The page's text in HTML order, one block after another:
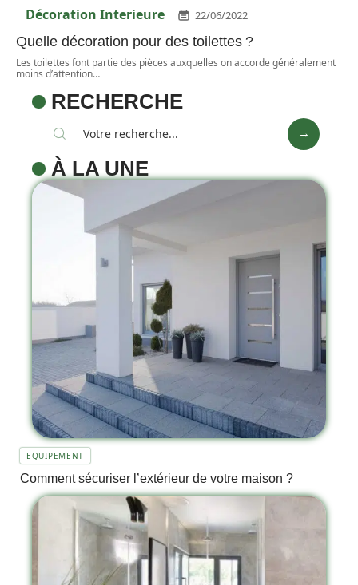
Décoration Interieure 22/06/2022
Quelle décoration pour des toilettes ?
Les toilettes font partie des pièces auxquelles on accorde généralement
moins d’attention…
RECHERCHE
À LA UNE
EQUIPEMENT
Comment sécuriser l’extérieur de votre maison ?